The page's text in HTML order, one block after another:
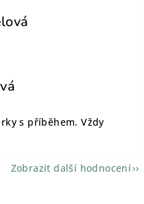
je 5 z 5 hvězdiček.
je 5 z 5 hvězdiček.
s příběhem. Vždy
Zobrazit další hodnocení